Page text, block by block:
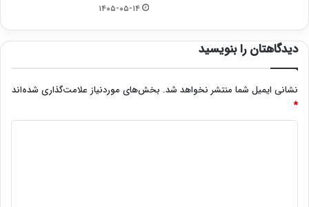
۱۴۰۵-۰۵-۱۴
دیدگاهتان را بنویسید
نشانی ایمیل شما منتشر نخواهد شد. بخش‌های موردنیاز علامت‌گذاری شده‌اند
*